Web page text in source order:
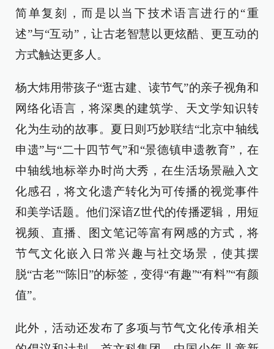
简单复刻，而是以当下技术语言进行的“重
述”与“互动”，让古老智慧以更炫酷、更互动的
方式触达更多人。
杨大炜用带孩子“逛古建、读节气”的亲子视角和
网络化语言，将深奥的建筑学、天文学知识转
化为生动的故事。夏日则巧妙联结“北京中轴线
申遗”与“二十四节气”和“景德镇申遗教育”，在
中轴线地标举办时尚大秀，在生活场景融入文
化感召，将文化遗产转化为可传播的视觉事件
和美学话题。他们深谙Z世代的传播逻辑，用短
视频、直播、图文笔记等富有网感的方式，将
节气文化嵌入日常兴趣与社交场景，使其摆
脱“古老”“陈旧”的标签，变得“有趣”“有料”“有颜
值”。
此外，活动还发布了多项与节气文化传承相关